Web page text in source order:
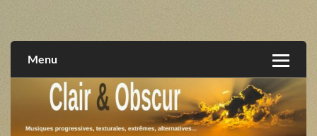
extrêmes, alternatives, texturales
Menu